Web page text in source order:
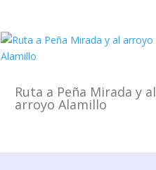
Ruta a Peña Mirada y al
arroyo Alamillo